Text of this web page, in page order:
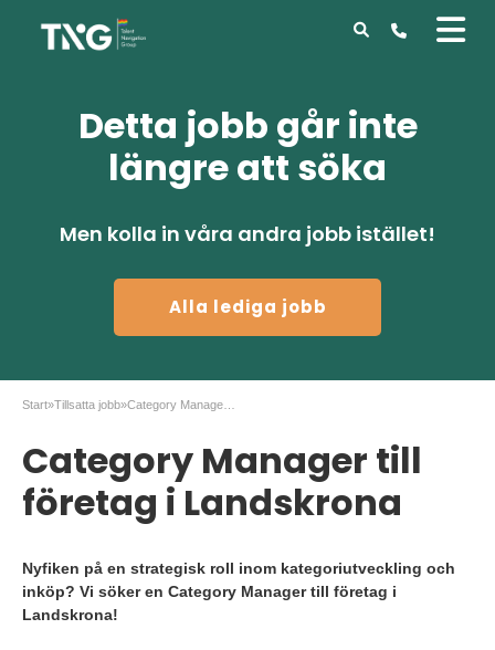
Detta jobb går inte
längre att söka
Men kolla in våra andra jobb istället!
Alla lediga jobb
Start»Tillsatta jobb»
Category Manager till
företag i Landskrona
Nyfiken på en strategisk roll inom kategoriutveckling och
inköp? Vi söker en Category Manager till företag i
Landskrona!